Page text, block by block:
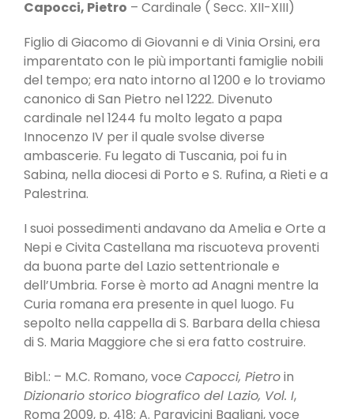
Capocci, Pietro – Cardinale ( Secc. XII-XIII)
Figlio di Giacomo di Giovanni e di Vinia Orsini, era
imparentato con le più importanti famiglie nobili
del tempo; era nato intorno al 1200 e lo troviamo
canonico di San Pietro nel 1222. Divenuto
cardinale nel 1244 fu molto legato a papa
Innocenzo IV per il quale svolse diverse
ambascerie. Fu legato di Tuscania, poi fu in
Sabina, nella diocesi di Porto e S. Rufina, a Rieti e a
Palestrina.
I suoi possedimenti andavano da Amelia e Orte a
Nepi e Civita Castellana ma riscuoteva proventi
da buona parte del Lazio settentrionale e
dell’Umbria. Forse è morto ad Anagni mentre la
Curia romana era presente in quel luogo. Fu
sepolto nella cappella di S. Barbara della chiesa
di S. Maria Maggiore che si era fatto costruire.
Bibl.: – M.C. Romano, voce Capocci, Pietroin
Dizionario storico biografico del Lazio, Vol. I,
Roma 2009, p. 418; A. Paravicini Bagliani, voce